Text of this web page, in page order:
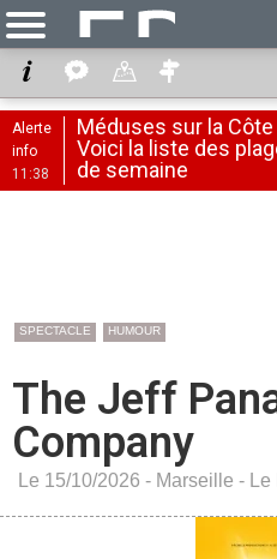
Alerte
info
11:38
Méduses sur la
Voici la liste des
de semaine
SPECTACLE HUMOUR
The Jeff
Company
Le 15/10/2026 - Marseille -